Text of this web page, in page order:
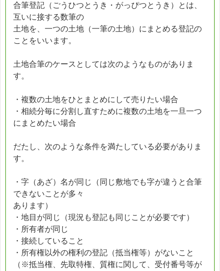
合筆登記（ごうひつとうき・がっぴつとうき）とは、
互いに接する数筆の
土地を、一つの土地（一筆の土地）にまとめる登記の
ことをいいます。
土地合筆のケースとしては次のようなものがありま
す。
・複数の土地をひとまとめにして売りたい場合
・相続分毎に分割し直すために複数の土地を一旦一つ
にまとめたい場合
だたし、次のような条件を満たしている必要がありま
す。
・字（あざ）名が同じ（同じ敷地でも字が違うと合筆
できないことが多々
あります）
・地目が同じ（現況も登記も同じことが必要です）
・所有者が同じ
・接続していること
・所有権以外の権利の登記（抵当権等）がないこと
（※抵当権、先取特権、質権に関して、受付番号等が